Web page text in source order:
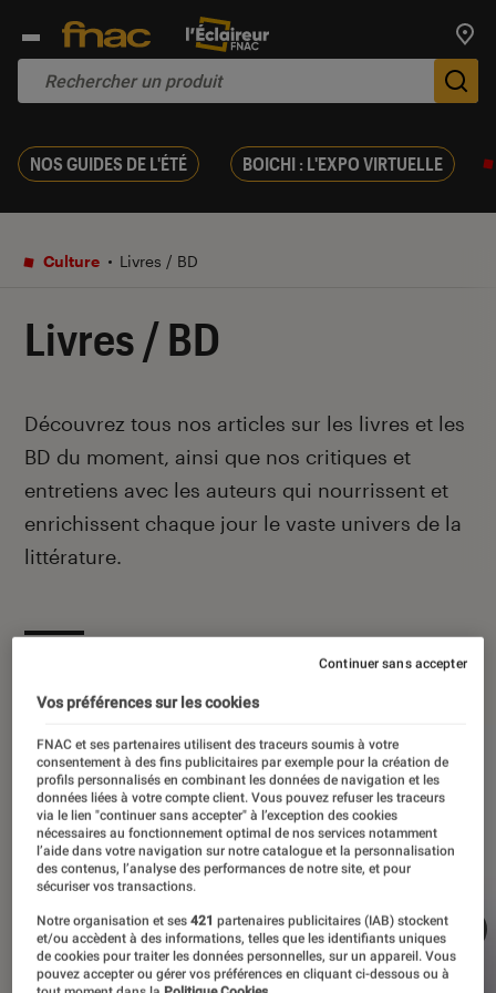
NOS GUIDES DE L'ÉTÉ BOICHI : L'EXPO VIRTUELLE
Culture Livres / BD
Livres / BD
Introduction
Découvrez tous nos articles sur les livres et les
BD du moment, ainsi que nos critiques et
entretiens avec les auteurs qui nourrissent et
enrichissent chaque jour le vaste univers de la
littérature.
Vos préférences sur les cookies
FNAC et ses partenaires utilisent des traceurs soumis à votre
consentement à des fins publicitaires par exemple pour la création de
profils personnalisés en combinant les données de navigation et les
données liées à votre compte client. Vous pouvez refuser les traceurs
via le lien "continuer sans accepter" à l’exception des cookies
nécessaires au fonctionnement optimal de nos services notamment
l’aide dans votre navigation sur notre catalogue et la personnalisation
des contenus, l’analyse des performances de notre site, et pour
sécuriser vos transactions.
Notre organisation et ses421 partenaires publicitaires (IAB) stockent
et/ou accèdent à des informations, telles que les identifiants uniques
de cookies pour traiter les données personnelles, sur un appareil. Vous
pouvez accepter ou gérer vos préférences en cliquant ci-dessous ou à
Continuer sans accepter